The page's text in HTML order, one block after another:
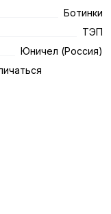
Ботинки
ТЭП
Юничел (Россия)